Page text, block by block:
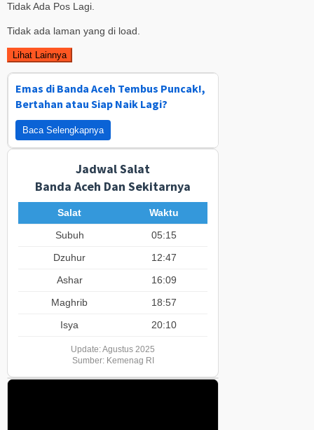
Tidak Ada Pos Lagi.
Tidak ada laman yang di load.
Lihat Lainnya
Emas di Banda Aceh Tembus Puncak!,
Bertahan atau Siap Naik Lagi?
Baca Selengkapnya
Jadwal Salat
Banda Aceh Dan Sekitarnya
Salat
Waktu
Subuh
05:15
Dzuhur
12:47
Ashar
16:09
Maghrib
18:57
Isya
20:10
Update: Agustus 2025
Sumber: Kemenag RI